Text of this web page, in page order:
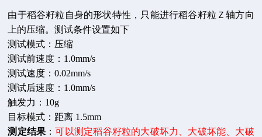
由于稻谷籽粒自身的形状特性，只能进行稻谷籽粒Ｚ轴方向
上的压缩。测试条件设置如下
测试模式：压缩
测试前速度：1.0mm/s
测试速度：0.02mm/s
测试后速度：1.0mm/s
触发力：10g
目标模式：距离 1.5mm
测定结果 ：可以测定稻谷籽粒的大破坏力、大破坏能、大破